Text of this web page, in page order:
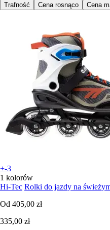
Trafność
Cena rosnąco Cena
+-3
1 kolorów
Hi-Tec Rolki do jazdy na
Od 405,00 zł
335,00 zł